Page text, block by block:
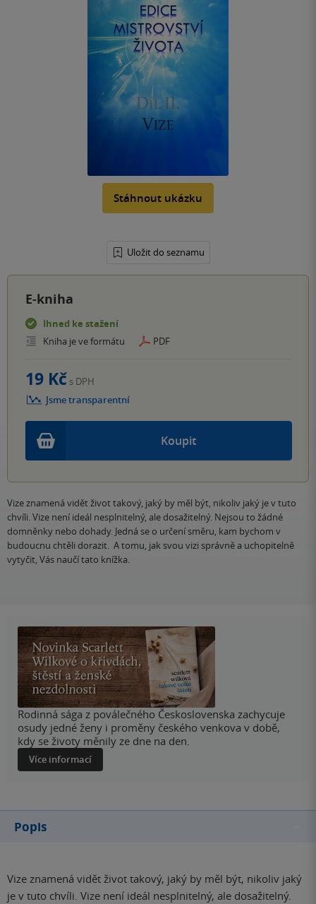
Stáhnout ukázku
Uložit do seznamu
E-kniha
Ihned ke stažení
Kniha je ve formátu
PDF
Koupit
19 Kč s DPH
Jsme transparentní
Vize znamená vidět život takový, jaký by měl být, nikoliv jaký je v tuto
chvíli. Vize není ideál nesplnitelný, ale dosažitelný. Nejsou to žádné
domněnky nebo dohady. Jedná se o určení směru, kam bychom v
budoucnu chtěli dorazit. A tomu, jak svou vizi správně a uchopitelně
vytyčit, Vás naučí tato knížka.
Rodinná sága z poválečného Československa zachycuje
osudy jedné ženy i proměny českého venkova v době,
kdy se životy měnily ze dne na den.
Více informací
Popis
Vize znamená vidět život takový, jaký by měl být, nikoliv jaký
je v tuto chvíli. Vize není ideál nesplnitelný, ale dosažitelný.